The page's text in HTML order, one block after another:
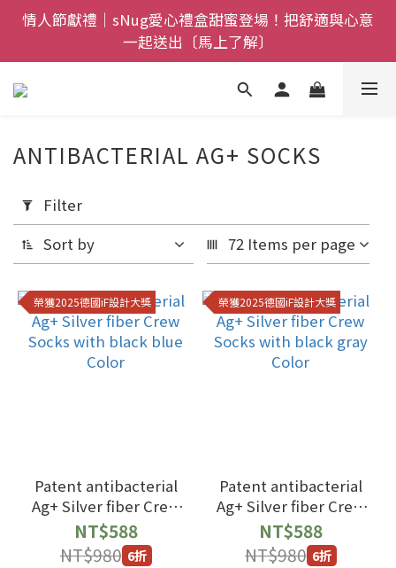
全館$800免運｜任搭８折起｜滿額再送新品-悠哉斑馬
襪〔立即了解〕
情人節獻禮｜sNug愛心禮盒甜蜜登場！把舒適與心意
一起送出〔馬上了解〕
父親節禮盒登場｜把舒適送進爸爸的每一天，日夜呵護
一次備好〔馬上了解〕
全館$800免運｜任搭８折起｜滿額再送新品-悠哉斑馬
襪〔立即了解〕
Filter
(0/20)
Range
(NT$)
ANTIBACTERIAL AG+ SOCKS
Filter
Sort by
72 Items per page
榮獲2025德國iF設計大獎
Patent antibacterial
Ag+ Silver fiber Crew
Socks with black blue
Color
NT$588
NT$980 6折
榮獲2025德國iF設計大獎
Patent antibacterial
Ag+ Silver fiber Crew
Socks with black gray
Color
NT$588
NT$980 6折